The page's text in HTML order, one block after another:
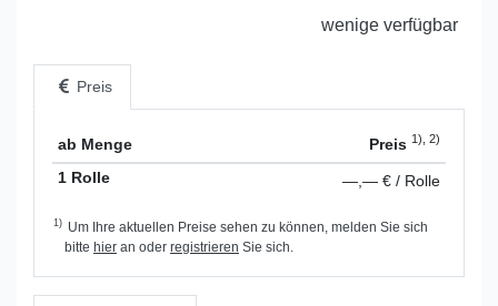
wenige verfügbar
Preis
ab Menge Preis1), 2)
1 Rolle —,— € / Rolle
1) Um Ihre aktuellen Preise sehen zu können, melden Sie sich
bitte hier an oder registrieren Sie sich.